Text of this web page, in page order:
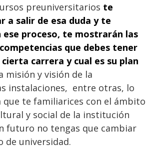
preuniversitarios te
a salir de esa duda y te
proceso, te mostrarán las
que debes tener
carrera y cual es su plan
misión y visión de la
instalaciones, entre otras, lo
que te familiarices con el ámbito
y social de la institución
futuro no tengas que cambiar
de universidad.